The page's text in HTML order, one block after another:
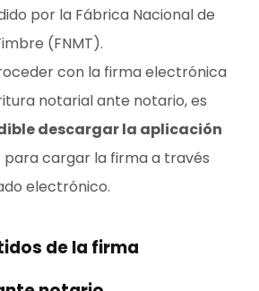
por la Fábrica Nacional de
(FNMT).
con la firma electrónica
notarial ante notario, es
descargar la aplicación
para cargar la firma a través
electrónico.
de la firma